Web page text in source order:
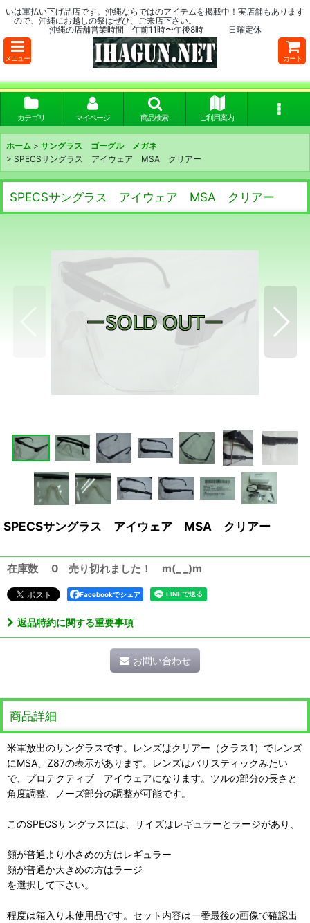
いは軍払い下げ品店です。沖縄ならではのアイテムを掲載中！実店舗もあります
ので、沖縄にお越しの祭はぜひ、ご来店下さい。
沖縄の店舗営業時間 午前11時〜午後8時 日曜定休
メニュー カート
カテゴリ マイページ 商品検索 ご利用案内
ホーム > サングラス ゴーグル メガネ
> SPECSサングラス アイウェア MSA クリアー
SPECSサングラス アイウェア MSA クリアー
SPECSサングラス アイウェア MSA クリアー
在庫数 0 売り切れました！ m(_ _)m
Facebookでシェア
返品特約に関する重要事項
お問い合わせ
商品詳細
米軍放出のサングラスです。レンズはクリアー（クラス1）でレンズ
にMSA、Z87の表示があります。レンズはバリスティックみたい
で、プロテクティブ アイウェアになります。ツルの部分の長さと
角度調整、ノーズ部分の調整が可能です。
このSPECSサングラスには、サイズはレギュラーとラージがあり、
顔が普通より小さめの方はレギュラー
顔が普通か大きめの方はラージ
を選択して下さい。
程度は箱入り未使用品です。セット内容は一番最後の画像で確認出